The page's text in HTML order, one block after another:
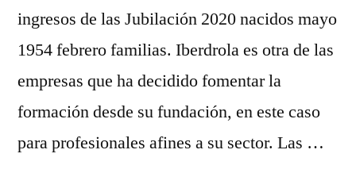
ingresos de las Jubilación 2020 nacidos mayo
1954 febrero familias. Iberdrola es otra de las
empresas que ha decidido fomentar la
formación desde su fundación, en este caso
para profesionales afines a su sector. Las …